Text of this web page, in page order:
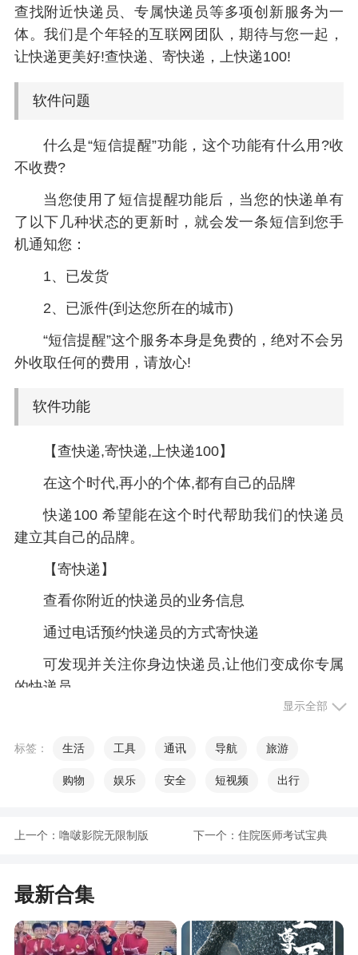
查找附近快递员、专属快递员等多项创新服务为一
体。我们是个年轻的互联网团队，期待与您一起，
让快递更美好!查快递、寄快递，上快递100!
软件问题
什么是“短信提醒”功能，这个功能有什么用?收
不收费?
当您使用了短信提醒功能后，当您的快递单有
了以下几种状态的更新时，就会发一条短信到您手
机通知您：
1、已发货
2、已派件(到达您所在的城市)
“短信提醒”这个服务本身是免费的，绝对不会另
外收取任何的费用，请放心!
软件功能
【查快递,寄快递,上快递100】
在这个时代,再小的个体,都有自己的品牌
快递100 希望能在这个时代帮助我们的快递员
建立其自己的品牌。
【寄快递】
查看你附近的快递员的业务信息
通过电话预约快递员的方式寄快递
可发现并关注你身边快递员,让他们变成你专属
的快递员
扫描枪录单:单次可连续用摄像头批量扫描100
张快递单
快递单管家:自动保存历史查单号并归类,随时查
快递推送提醒:可订阅在途中的快递单的状态通
显示全部
标签： 生活 工具 通讯 导航 旅游
购物 娱乐 安全 短视频 出行
上一个： 噜啵影院无限制版 下一个： 住院医师考试宝典
最新合集